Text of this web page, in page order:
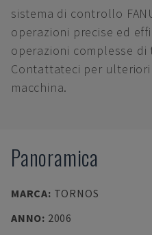
sistema di controllo
operazioni precise ed
operazioni complesse
Contattateci per
macchina.
Panoramica
MARCA: TORNOS
ANNO: 2006